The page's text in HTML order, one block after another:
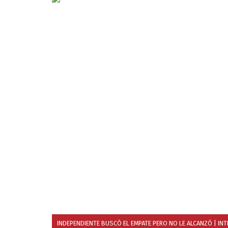
INDEPENDIENTE BUSCÓ EL EMPATE PERO NO LE ALCANZÓ |